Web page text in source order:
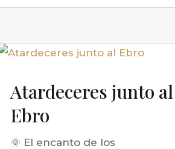
Atardeceres junto al
Ebro
🌞 El encanto de los